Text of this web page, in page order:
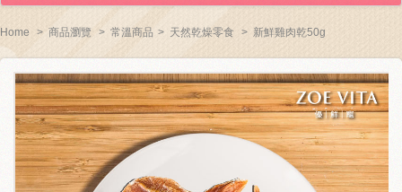
常見問答
商品瀏覽
線上訂購
帳號專區
Home > 商品瀏覽 > 常溫商品 > 天然乾燥零食 > 新鮮雞肉乾50g